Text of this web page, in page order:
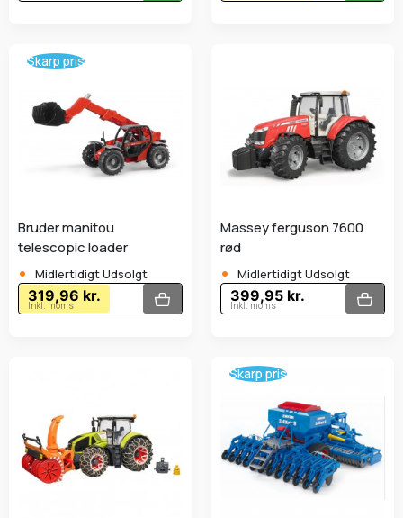
Skarp pris
Bruder manitou
telescopic loader
• Midlertidigt Udsolgt
319,96 kr.
Inkl. moms
Massey ferguson 7600
rød
• Midlertidigt Udsolgt
399,95 kr.
Inkl. moms
Skarp pris